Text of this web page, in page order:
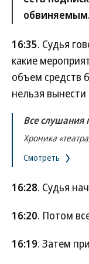
16:35. Судья
какие
объем средств
нельзя
Все слушания
Хроника
Смотреть
16:28. Судья
16:20. Потом
16:19. Затем